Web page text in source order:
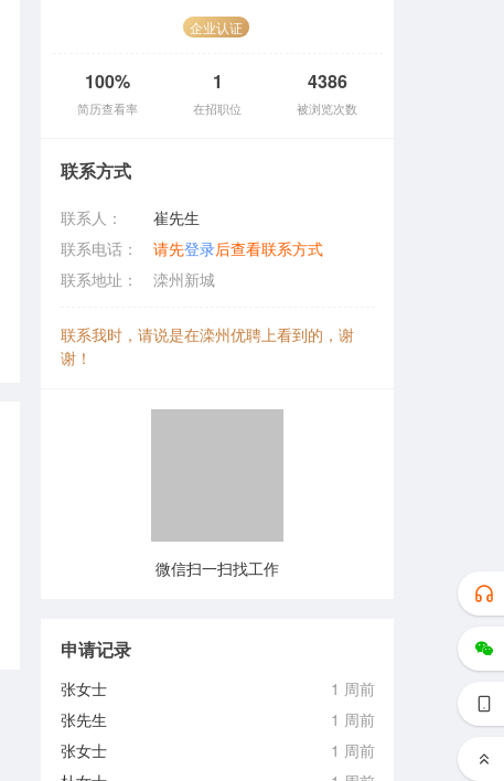
企业认证
100%
简历查看率
1
在招职位
4386
被浏览次数
联系方式
联系人：
崔先生
联系电话：
请先登录后查看联系方式
联系地址：
滦州新城
联系我时，请说是在滦州优聘上看到的，谢
谢！
微信扫一扫找工作
申请记录
张女士
1 周前
张先生
1 周前
张女士
1 周前